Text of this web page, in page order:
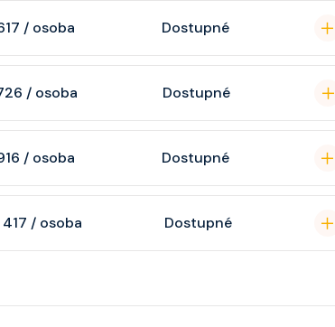
/ osoba Dostupné
koupelnu se
TV, rádio,
/ osoba Dostupné
výhledem dle
/ osoba Dostupné
koupelnu
TV,
417 / osoba Dostupné
šatnu,